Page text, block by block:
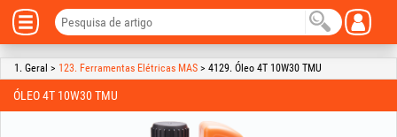
1. Geral > 123. Ferramentas Elétricas MAS > 4129. Óleo 4T 10W30 TMU
ÓLEO 4T 10W30 TMU